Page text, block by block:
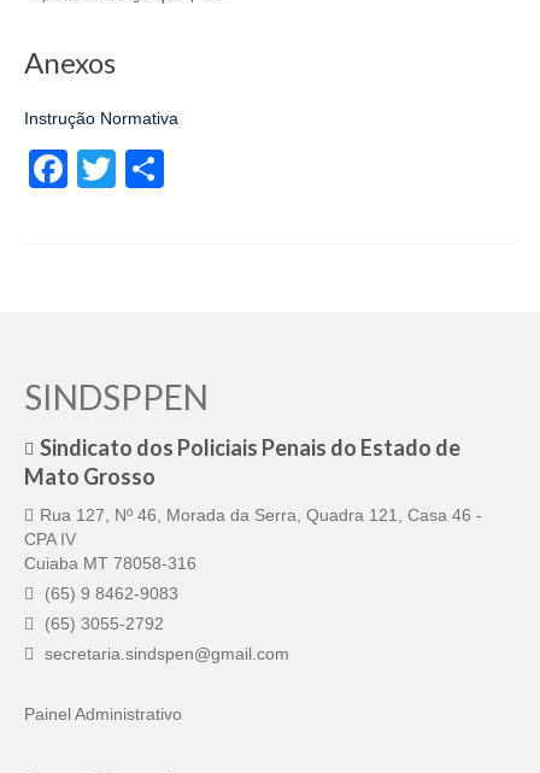
Esportes
Nota de Falecimento
Notícias
Pautas Nacionais
Regimento interno do Sindsppen
Anexos
Instrução Normativa
Facebook
Twitter
SINDSPPEN
Sindicato dos Policiais Penais do Estado de
Mato Grosso
Rua 127, Nº 46, Morada da Serra, Quadra 121, Casa 46 -
CPA IV
Cuiaba MT 78058-316
(65) 9 8462-9083
(65) 3055-2792
secretaria.sindspen@gmail.com
Painel Administrativo